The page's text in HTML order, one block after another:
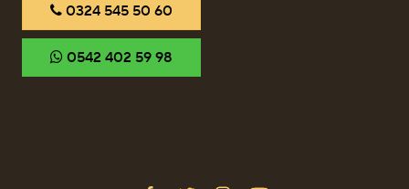
‎0324 545 50 60
‎0542 402 59 98